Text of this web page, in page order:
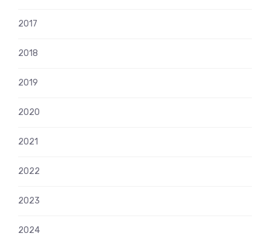
2017
2018
2019
2020
2021
2022
2023
2024